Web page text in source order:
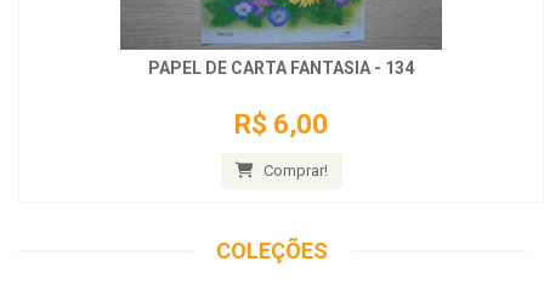
PAPEL DE CARTA FANTASIA - 134
R$ 6,00
Comprar!
COLEÇÕES